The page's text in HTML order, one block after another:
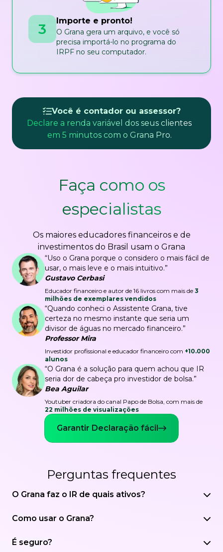
3 Importe e pronto!
O Grana gera um arquivo, e você só
precisa importá-lo no programa do
IRPF no seu computador.
Você é contador ou assessor?
Declare a renda variável dos seus clientes
em 5 minutos com o Grana Pro.
Faça como os
especialistas
Os maiores educadores financeiros e de
investimentos do Brasil usam o Grana
“Uso o Grana porque o considero o mais fácil de
usar, o mais leve e o mais intuitivo.”
Gustavo Cerbasi
Educador financeiro e autor de 16 livros com mais de 3
milhões de exemplares vendidos
“Quando conheci o Assistente Grana, tive
certeza no mesmo instante que seria um
divisor de águas no mercado financeiro.”
Professor Mira
Investidor profissional e educador financeiro com +10.000
alunos
“O Grana é a solução para quem achou que IR
seria dor de cabeça pro investidor de bolsa.”
Bea Aguilar
Youtuber criadora do canal Papo de Bolsa, com mais de
22 milhões de visualizações
Garantir Declaração fácil
Perguntas frequentes
O Grana faz o IR de quais ativos?
Como usar o Grana?
É seguro?